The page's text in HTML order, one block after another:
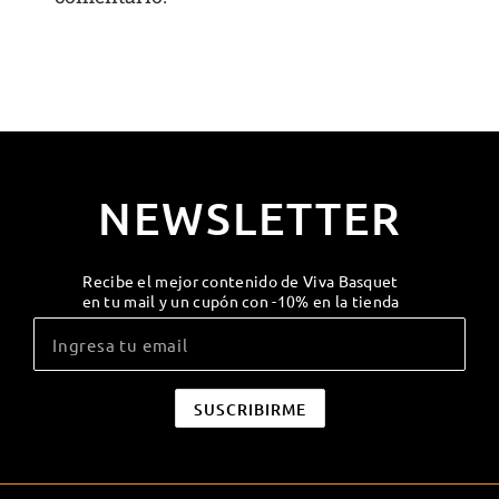
NEWSLETTER
Recibe el mejor contenido de Viva Basquet
en tu mail y un cupón con -10% en la tienda